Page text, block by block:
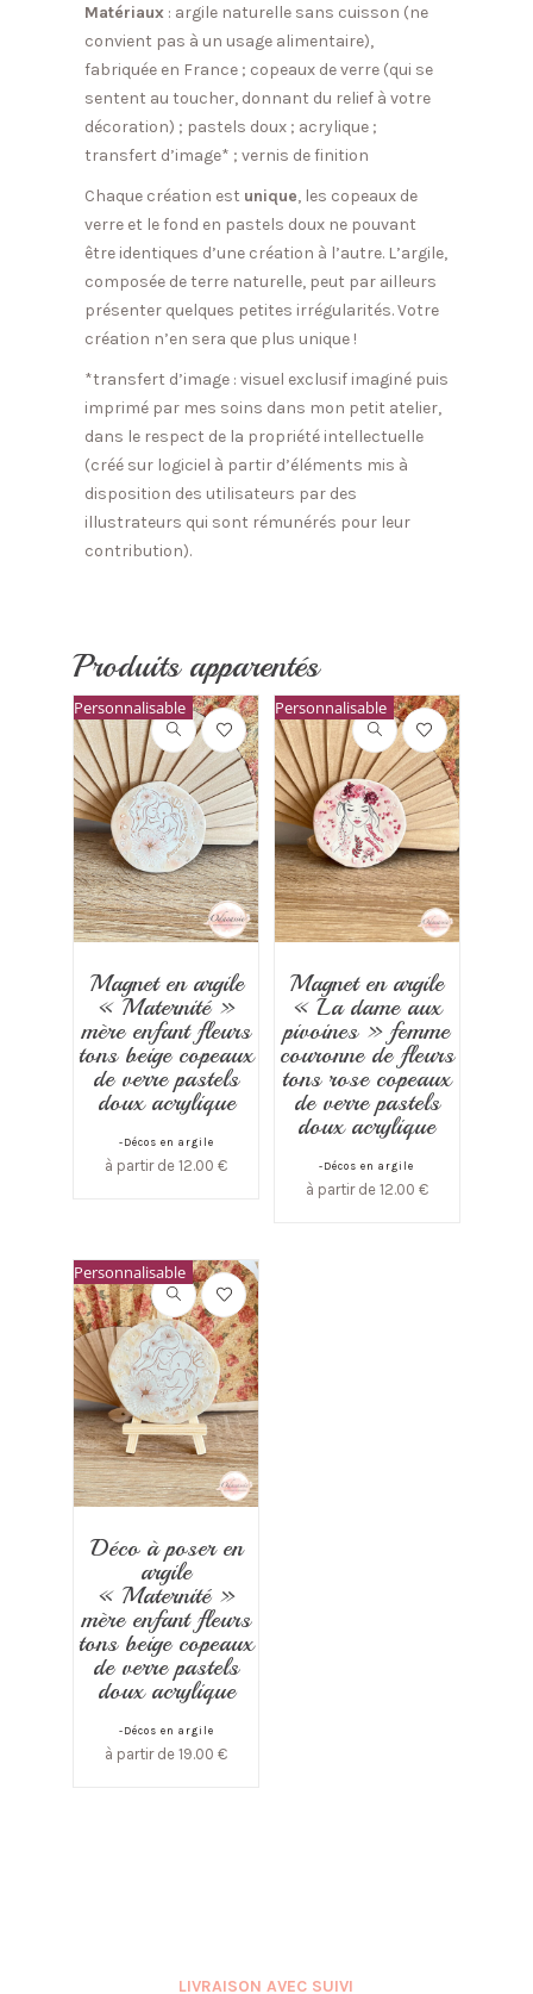
Matériaux: argile naturelle sans cuisson (ne
convient pas à un usage alimentaire),
fabriquée en France ; copeaux de verre (qui se
sentent au toucher, donnant du relief à votre
décoration) ; pastels doux ; acrylique ;
transfert d’image* ; vernis de finition
Chaque création est unique, les copeaux de
verre et le fond en pastels doux ne pouvant
être identiques d’une création à l’autre. L’argile,
composée de terre naturelle, peut par ailleurs
présenter quelques petites irrégularités. Votre
création n’en sera que plus unique !
*transfert d’image : visuel exclusif imaginé puis
imprimé par mes soins dans mon petit atelier,
dans le respect de la propriété intellectuelle
(créé sur logiciel à partir d’éléments mis à
disposition des utilisateurs par des
illustrateurs qui sont rémunérés pour leur
contribution).
Produits apparentés
Personnalisable
Magnet en argile
« Maternité »
mère enfant fleurs
tons beige copeaux
de verre pastels
doux acrylique
-Décos en argile
à partir de 12.00 €
Personnalisable
Magnet en argile
« La dame aux
pivoines » femme
couronne de fleurs
tons rose copeaux
de verre pastels
doux acrylique
-Décos en argile
à partir de 12.00 €
Personnalisable
Déco à poser en
argile
« Maternité »
mère enfant fleurs
tons beige copeaux
de verre pastels
doux acrylique
-Décos en argile
à partir de 19.00 €
LIVRAISON AVEC SUIVI